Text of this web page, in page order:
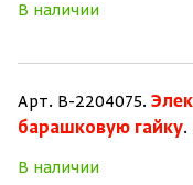
В наличии
Арт. B-2204075.
барашковую гайку.
В наличии